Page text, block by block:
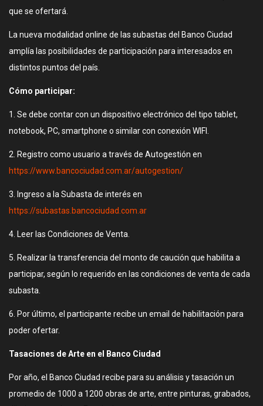
que se ofertará.
La nueva modalidad online de las subastas del Banco Ciudad
amplía las posibilidades de participación para interesados en
distintos puntos del país.
Cómo participar:
1. Se debe contar con un dispositivo electrónico del tipo tablet,
notebook, PC, smartphone o similar con conexión WIFI.
2. Registro como usuario a través de Autogestión en
https://www.bancociudad.com.ar/autogestion/
3. Ingreso a la Subasta de interés en
https://subastas.bancociudad.com.ar
4. Leer las Condiciones de Venta.
5. Realizar la transferencia del monto de caución que habilita a
participar, según lo requerido en las condiciones de venta de cada
subasta.
6. Por último, el participante recibe un email de habilitación para
poder ofertar.
Tasaciones de Arte en el Banco Ciudad
Por año, el Banco Ciudad recibe para su análisis y tasación un
promedio de 1000 a 1200 obras de arte, entre pinturas, grabados,